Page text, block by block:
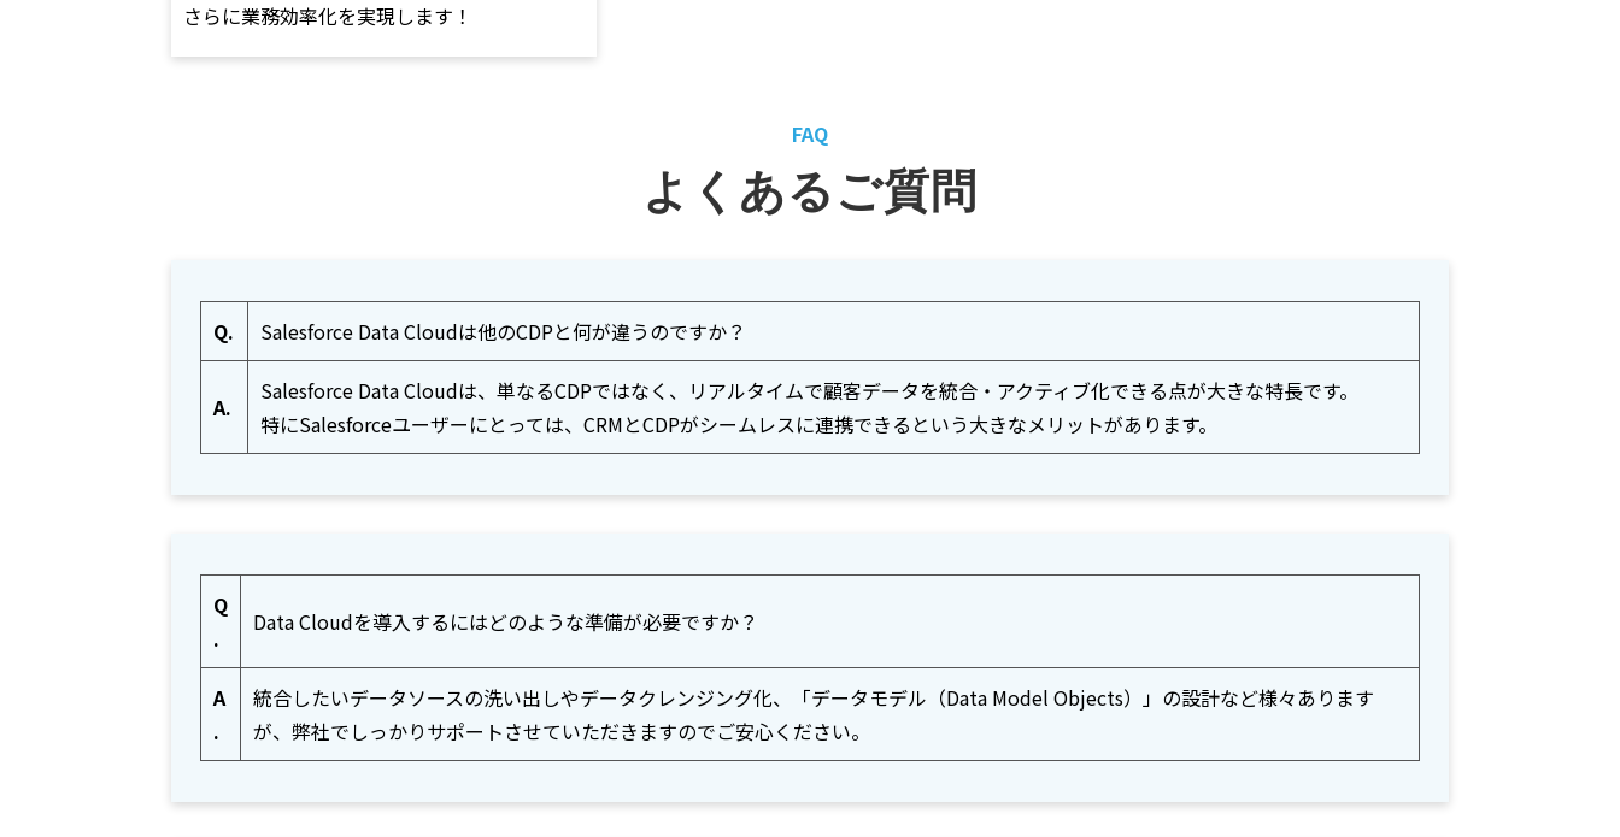
さらに業務効率化を実現します！
FAQ
よくあるご質問
Q. Salesforce Data Cloudは他のCDPと何が違うのですか？
A.
Salesforce Data Cloudは、単なるCDPではなく、リアルタイムで顧客データを統合・アクティブ化できる点が大きな特長です。
特にSalesforceユーザーにとっては、CRMとCDPがシームレスに連携できるという大きなメリットがあります。
Q
.
Data Cloudを導入するにはどのような準備が必要ですか？
A
.
統合したいデータソースの洗い出しやデータクレンジング化、「データモデル（Data Model Objects）」の設計など様々あります
が、弊社でしっかりサポートさせていただきますのでご安心ください。